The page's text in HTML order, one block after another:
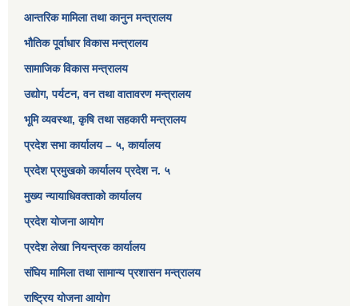
आन्तरिक मामिला तथा कानुन मन्त्रालय
भौतिक पूर्वाधार विकास मन्त्रालय
सामाजिक विकास मन्त्रालय
उद्योग, पर्यटन, वन तथा वातावरण मन्त्रालय
भूमि व्यवस्था, कृषि तथा सहकारी मन्त्रालय
प्रदेश सभा कार्यालय – ५, कार्यालय
प्रदेश प्रमुखको कार्यालय प्रदेश न. ५
मुख्य न्यायाधिवक्ताको कार्यालय
प्रदेश योजना आयोग
प्रदेश लेखा नियन्त्रक कार्यालय
संघिय मामिला तथा सामान्य प्रशासन मन्त्रालय
राष्ट्रिय योजना आयोग